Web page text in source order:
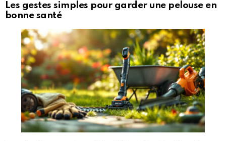
Les gestes simples pour garder une pelouse en
bonne santé